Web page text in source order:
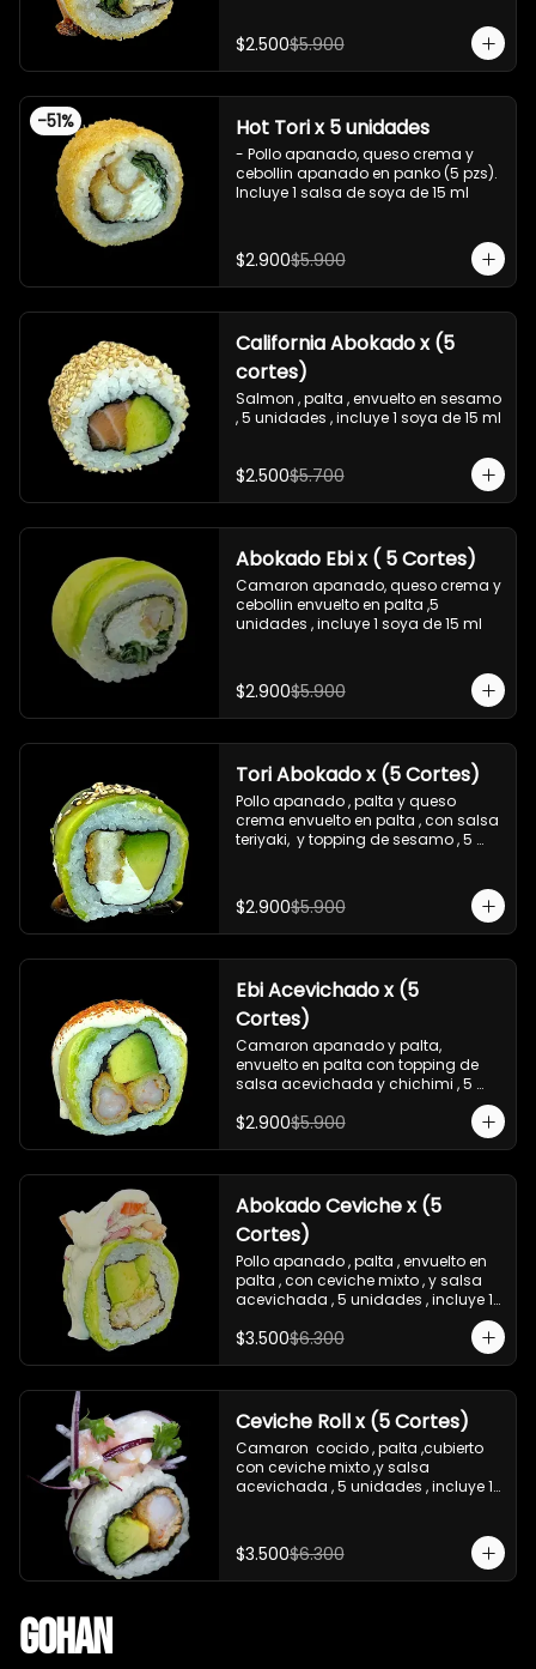
crema , cebollin ,apanado en panko
, con surimi acevichado , 10 piezas
-Pollo apanado , palta , queso
crema , apanado en panko , 10
piezas
$2.500$5.900
-51% Hot Tori x 5 unidades
- Pollo apanado, queso crema y
cebollin apanado en panko (5 pzs).
Incluye 1 salsa de soya de 15 ml
$2.900$5.900
California Abokado x (5
cortes)
Salmon , palta , envuelto en sesamo
, 5 unidades , incluye 1 soya de 15 ml
$2.500$5.700
Abokado Ebi x ( 5 Cortes)
Camaron apanado, queso crema y
cebollin envuelto en palta ,5
unidades , incluye 1 soya de 15 ml
$2.900$5.900
Tori Abokado x (5 Cortes)
Pollo apanado , palta y queso
crema envuelto en palta , con salsa
teriyaki,  y topping de sesamo , 5
$2.900$5.900
Ebi Acevichado x (5
Cortes)
Camaron apanado y palta,
envuelto en palta con topping de
salsa acevichada y chichimi , 5
unidades , incluye 1 soya de 15 ml
$2.900$5.900
Abokado Ceviche x (5
Cortes)
Pollo apanado , palta , envuelto en
palta , con ceviche mixto , y salsa
acevichada , 5 unidades , incluye 1
$3.500$6.300
Ceviche Roll x (5 Cortes)
Camaron  cocido , palta ,cubierto
con ceviche mixto ,y salsa
acevichada , 5 unidades , incluye 1
$3.500$6.300
Gohan